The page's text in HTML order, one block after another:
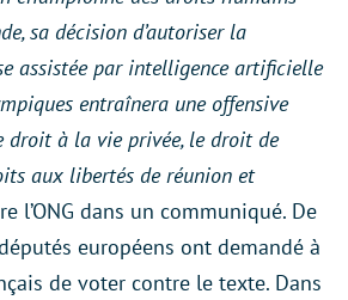
sa décision d’autoriser la
assistée par intelligence artificielle
entraînera une offensive
droit à la vie privée, le droit de
aux libertés de réunion et
l’ONG dans un communiqué. De
européens ont demandé à
de voter contre le texte. Dans